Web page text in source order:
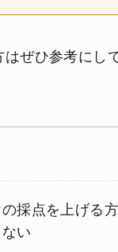
ぜひ参考にし
採点を上げる
い